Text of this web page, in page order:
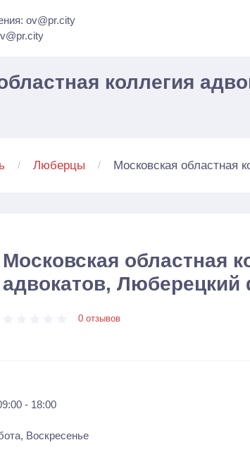
ov@pr.city
коллегия
Люберцы Московская областная
Московская областная
адвокатов, Люберецкий
0 отзывов
- 18:00
Воскресенье